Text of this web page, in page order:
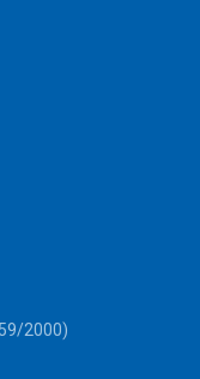
2000)